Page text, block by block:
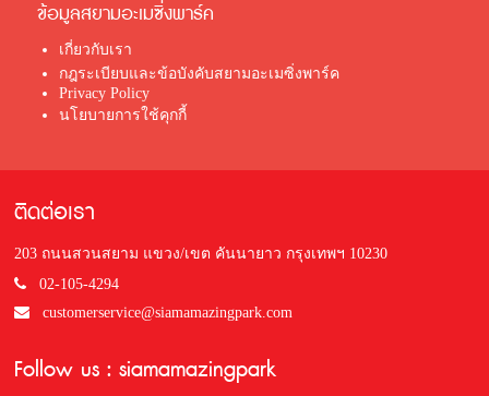
ข้อมูลสยามอะเมซิ่งพาร์ค
เกี่ยวกับเรา
กฎระเบียบและข้อบังคับสยามอะเมซิ่งพาร์ค
Privacy Policy
นโยบายการใช้คุกกี้
ติดต่อเรา
203 ถนนสวนสยาม แขวง/เขต คันนายาว กรุงเทพฯ 10230
02-105-4294
customerservice@siamamazingpark.com
Follow us : siamamazingpark